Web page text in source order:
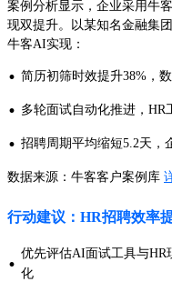
案例分析显示，企业采用牛
现双提升。以某知名金融集
牛客AI实现：
· 简历初筛时效提升38%，
· 多轮面试自动化推进，HR
· 招聘周期平均缩短5.2天，
数据来源：牛客客户案例库
行动建议：HR招聘效率
· 优先评估AI面试工具与HR
化